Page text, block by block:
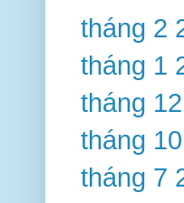
tháng 2
tháng 1
tháng
tháng
tháng 7